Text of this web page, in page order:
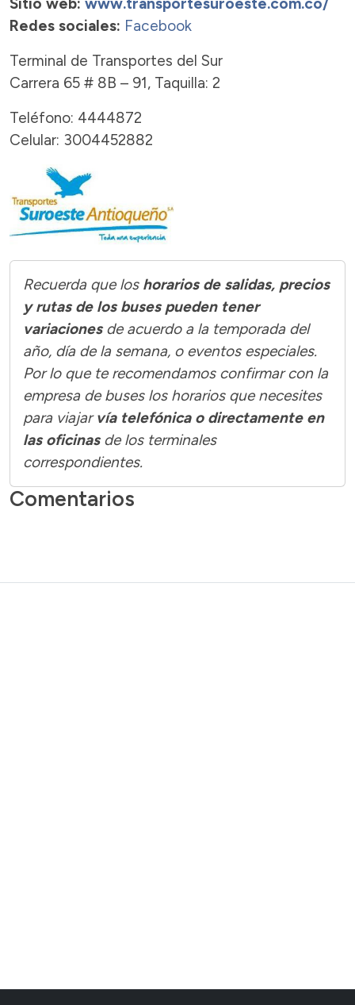
Redes sociales: Facebook
Terminal de Transportes del Sur
Carrera 65 # 8B – 91, Taquilla: 2
Teléfono: 4444872
Celular: 3004452882
Recuerda que los horarios de salidas, precios
y rutas de los buses pueden tener
variacionesde acuerdo a la temporada del
año, día de la semana, o eventos especiales.
Por lo que te recomendamos confirmar con la
empresa de buses los horarios que necesites
para viajarvía telefónica o directamente en
las oficinasde los terminales
correspondientes.
Comentarios